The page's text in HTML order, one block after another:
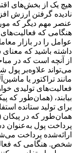
هیچ یک از بخش‌های
نادیده گرفتن ارزش
عنصر مهم دیگر که
هنگامی که فعالیت‌های
عوامل را در بازار
داشته باشید که
از آنچه است که در
می‌تواند علاوه‌بر پول
مانند تراکتور یا
فعالیت‌های تولیدی
برای تولید ستانده
پرداخت پول به‌عنوان
ارائه‌شده پرداخت
شخص. هنگامی که